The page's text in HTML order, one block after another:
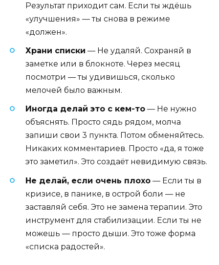
Результат приходит сам. Если ты ждёшь
«улучшения» — ты снова в режиме
«должен».
Храни списки — Не удаляй. Сохраняй в
заметке или в блокноте. Через месяц
посмотри — ты удивишься, сколько
мелочей было важным.
Иногда делай это с кем-то — Не нужно
объяснять. Просто сядь рядом, молча
запиши свои 3 пункта. Потом обменяйтесь.
Никаких комментариев. Просто «да, я тоже
это заметил». Это создаёт невидимую связь.
Не делай, если очень плохо — Если ты в
кризисе, в панике, в острой боли — не
заставляй себя. Это не замена терапии. Это
инструмент для стабилизации. Если ты не
можешь — просто дыши. Это тоже форма
«списка радостей».